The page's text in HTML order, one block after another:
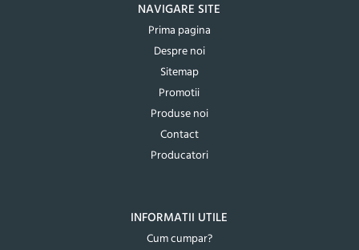
NAVIGARE SITE
Prima pagina
Despre noi
Sitemap
Promotii
Produse noi
Contact
Producatori
INFORMATII UTILE
Cum cumpar?